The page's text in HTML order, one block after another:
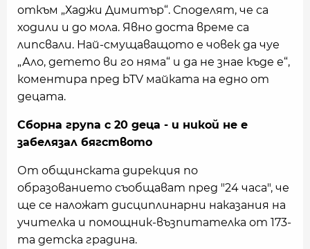
откъм „Хаджи Димитър“. Споделят, че са
ходили и до мола. Явно доста време са
липсвали. Най-смущаващото е човек да чуе
„Ало, детето ви го няма“ и да не знае къде е“,
коментира пред bTV майката на едно от
децата.
Сборна група с 20 деца - и никой не е
забелязал бягството
От общинската дирекция по
образованието съобщават пред "24 часа", че
ще се наложат дисциплинарни наказания на
учителка и помощник-възпитателка от 173-
та детска градина.